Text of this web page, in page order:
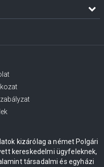
kizárólag a német Polgári
kereskedelmi ügyfeleknek,
társadalmi és egyházi